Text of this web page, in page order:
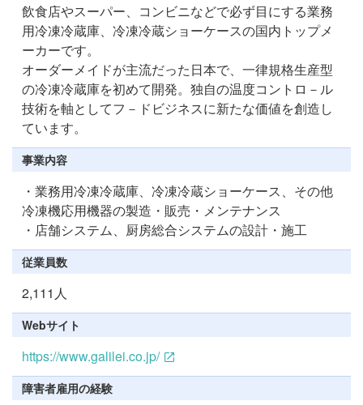
飲食店やスーパー、コンビニなどで必ず目にする業務
用冷凍冷蔵庫、冷凍冷蔵ショーケースの国内トップメ
ーカーです。
オーダーメイドが主流だった日本で、一律規格生産型
の冷凍冷蔵庫を初めて開発。独自の温度コントロ－ル
技術を軸としてフ－ドビジネスに新たな価値を創造し
ています。
事業内容
・業務用冷凍冷蔵庫、冷凍冷蔵ショーケース、その他
冷凍機応用機器の製造・販売・メンテナンス
・店舗システム、厨房総合システムの設計・施工
従業員数
2,111人
Webサイト
https://www.galilei.co.jp/
障害者雇用の経験